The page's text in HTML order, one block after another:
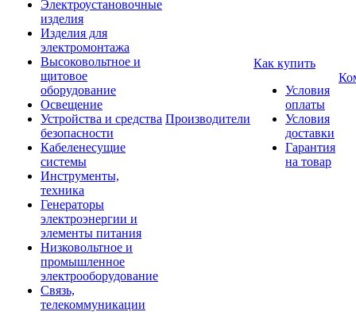
Электроустановочные
изделия
Изделия для
электромонтажа
Высоковольтное и
щитовое
оборудование
Освещение
Устройства и средства
безопасности
Кабеленесущие
системы
Инструменты,
техника
Генераторы
электроэнергии и
элементы питания
Низковольтное и
промышленное
электрооборудование
Связь,
телекоммуникации
Производители
Как купить
Условия
оплаты
Условия
доставки
Гарантия
на товар